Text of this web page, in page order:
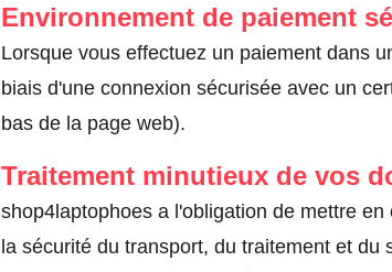
Environnement de paiement
Lorsque vous effectuez un paiement dans
biais d'une connexion sécurisée avec un
bas de la page web).
Traitement minutieux de vos
shop4laptophoes a l'obligation de mettre
la sécurité du transport, du traitement et